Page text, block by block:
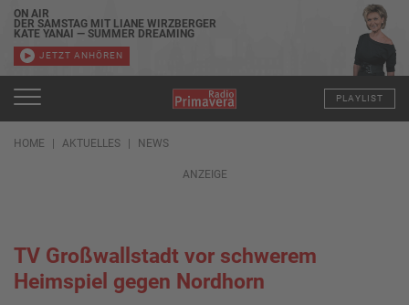
ON AIR
DER SAMSTAG MIT LIANE WIRZBERGER
KATE YANAI — SUMMER DREAMING
JETZT ANHÖREN
PLAYLIST
HOME AKTUELLES NEWS
ANZEIGE
TV Großwallstadt vor schwerem
Heimspiel gegen Nordhorn